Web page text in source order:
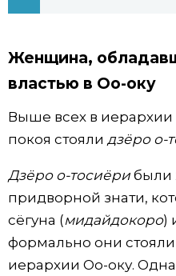
От редакции
Женщина,
властью в Оо-оку
Выше всех в
покоя стояли дзёро о-
Дзёро о-тосиёрибыли
придворной знати,
сёгуна (мидайдокоро)
формально они
иерархии Оо-оку.